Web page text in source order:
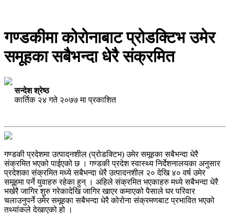
गण्डकीमा कोरोनाबाट प्रोडक्टिभ उमेर
समूहका सबैभन्दा धेरै संक्रमित
सन्देश श्रेष्ठ
कार्तिक २४ गते २०७७ मा प्रकाशित
गण्डकी प्रदेशमा उत्पादनशील (प्रोडक्टिभ) उमेर समूहका सबैभन्दा धेरै
संक्रमित भएको पाईएको छ । गण्डकी प्रदेश स्वास्थ्य निर्देशनालयका अनुसार
प्रदेशका संक्रमित मध्ये सबैभन्दा धेरै उत्पादनशील २० देखि ४० वर्ष उमेर
समूहमा पर्ने युवाहरु रहेका हुन् । अहिले संक्रमित भएकाहरु मध्ये सबैभन्दा धेरै
भर्खरै जागिर शुरु गरेकादेखि जागिर खाएर कमाएको पैसाले घर परिवार
चलाउनुपर्ने उमेर समूहका सबैभन्दा धेरै कोरोना संक्रमणबाट प्रभावित भएको
तथ्यांकले देखाएको हो ।